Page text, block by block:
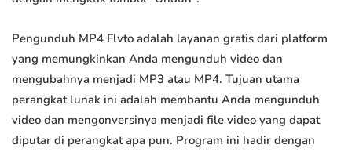
Pengunduh MP4 Flvto adalah layanan gratis dari platform
yang memungkinkan Anda mengunduh video dan
mengubahnya menjadi MP3 atau MP4. Tujuan utama
perangkat lunak ini adalah membantu Anda mengunduh
video dan mengonversinya menjadi file video yang dapat
diputar di perangkat apa pun. Program ini hadir dengan